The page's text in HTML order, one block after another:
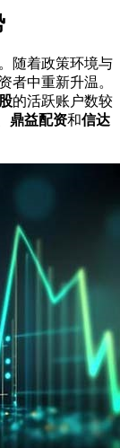
随着政策环境与
者中重新升温。
的活跃账户数较
鼎益配资和信达